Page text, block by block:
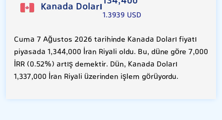
Kanada Doları
1.3939 USD
Cuma 7 Ağustos 2026 tarihinde Kanada Doları fiyatı
piyasada 1,344,000 İran Riyali oldu. Bu, düne göre 7,000
İRR (0.52%) artış demektir. Dün, Kanada Doları
1,337,000 İran Riyali üzerinden işlem görüyordu.